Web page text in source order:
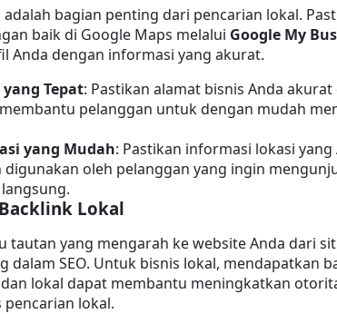
adalah bagian penting dari pencarian lokal.
baik di Google Maps melalui Google My
Anda dengan informasi yang akurat.
Tepat: Pastikan alamat bisnis Anda
pelanggan untuk dengan mudah
yang Mudah: Pastikan informasi lokasi
digunakan oleh pelanggan yang ingin
Lokal
tautan yang mengarah ke website Anda dari
dalam SEO. Untuk bisnis lokal, mendapatkan
lokal dapat membantu meningkatkan
lokal.